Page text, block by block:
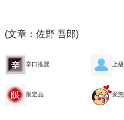
(文章：佐野 吾郎)
辛口推奨 上
限定品 変態